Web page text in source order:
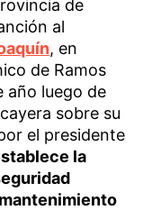
de
al
, en
de Ramos
año luego de
sobre su
el presidente
la